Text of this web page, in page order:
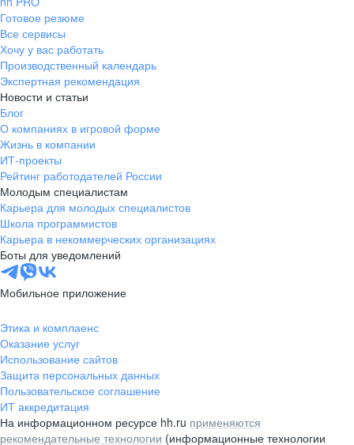
Готовое резюме
Все сервисы
Хочу у вас работать
Производственный календарь
Экспертная рекомендация
Новости и статьи
Блог
О компаниях в игровой форме
Жизнь в компании
ИТ-проекты
Рейтинг работодателей России
Молодым специалистам
Карьера для молодых специалистов
Школа программистов
Карьера в некоммерческих организациях
Боты для уведомлений
Мобильное приложение
Этика и комплаенс
Оказание услуг
Использование сайтов
Защита персональных данных
Пользовательское соглашение
ИТ аккредитация
На информационном ресурсе hh.ru применяются
рекомендательные технологии (информационные технологии